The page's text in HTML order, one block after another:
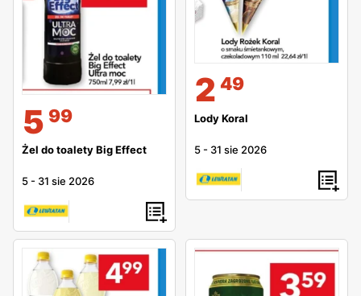
5 99
Żel do toalety Big Effect
5 - 31 sie 2026
2 49
Lody Koral
5 - 31 sie 2026